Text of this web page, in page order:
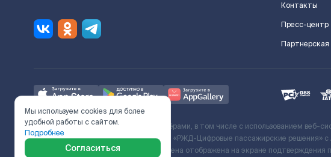
Контакты
Пресс-центр
Партнерская
Ж/Д билеты предоставляются партнёрами, в том числе с использованием
с Поставщиком услуг и Договора ООО «РЖД-Цифровые пассажирские
включает сервисный сбор. Итоговая цена отображена на экране
Мы используем cookies для более
удобной работы с сайтом.
Подробнее
Согласиться